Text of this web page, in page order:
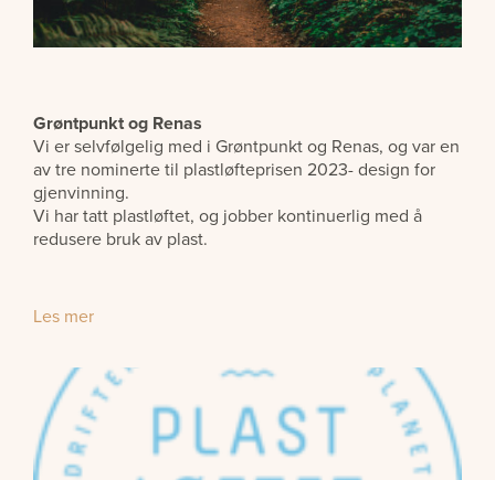
Grøntpunkt og Renas
Vi er selvfølgelig med i Grøntpunkt og Renas, og var en
av tre nominerte til plastløfteprisen 2023- design for
gjenvinning.
Vi har tatt plastløftet, og jobber kontinuerlig med å
redusere bruk av plast.
Les mer